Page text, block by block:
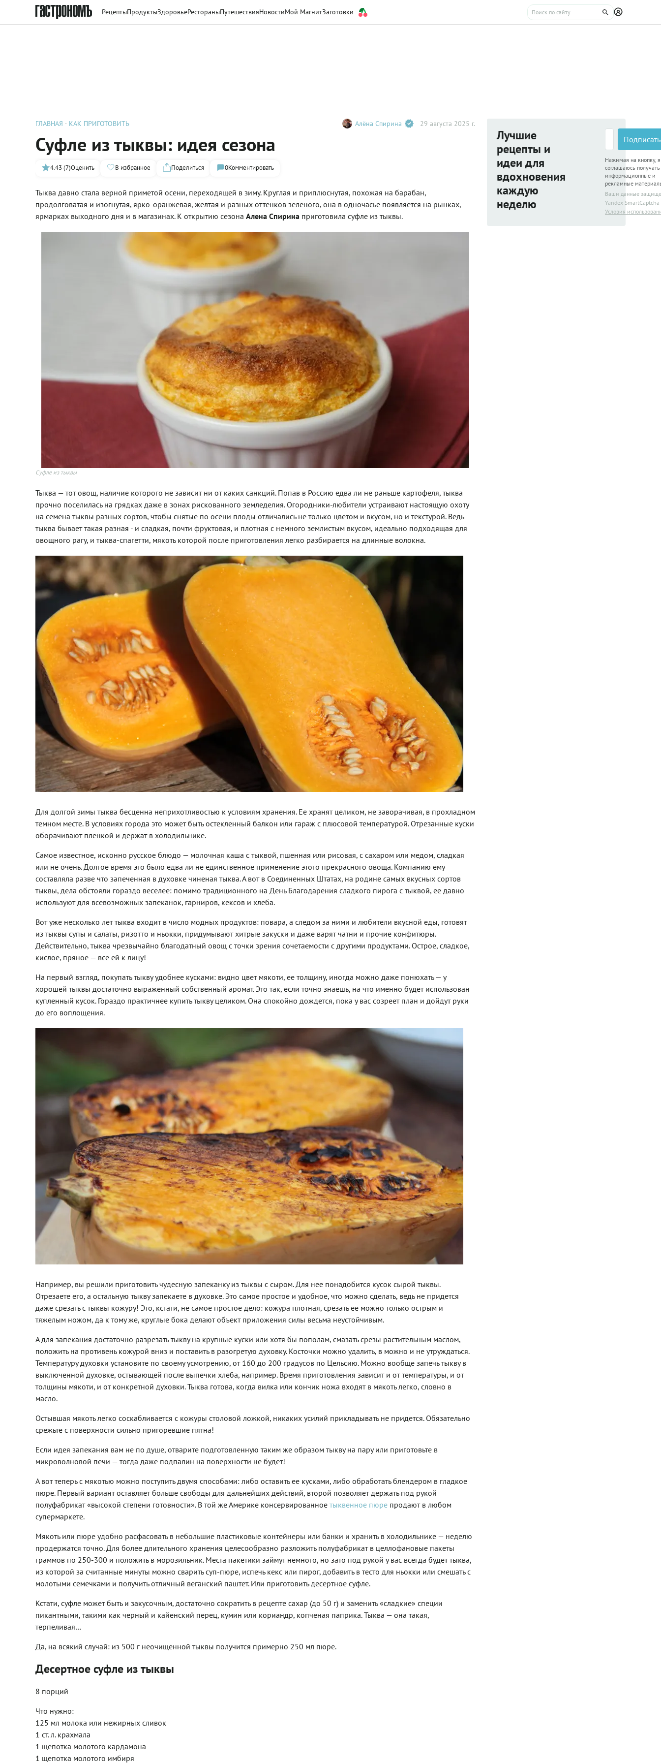
РецептыПродуктыЗдоровьеРестораныПутешествияНовостиМой МагнитЗаготовки
ГЛАВНАЯ КАК ПРИГОТОВИТЬ Алёна Спирина 29 августа 2025 г.
Суфле из тыквы: идея сезона
4.43 (7)Оценить В избранное Поделиться 0Комментировать
Тыква давно стала верной приметой осени, переходящей в зиму. Круглая и приплюснутая, похожая на барабан,
продолговатая и изогнутая, ярко-оранжевая, желтая и разных оттенков зеленого, она в одночасье появляется на рынках,
ярмарках выходного дня и в магазинах. К открытию сезона Алена Спирина приготовила суфле из тыквы.
Суфле из тыквы
Тыква — тот овощ, наличие которого не зависит ни от каких санкций. Попав в Россию едва ли не раньше картофеля, тыква
прочно поселилась на грядках даже в зонах рискованного земледелия. Огородники-любители устраивают настоящую охоту
на семена тыквы разных сортов, чтобы снятые по осени плоды отличались не только цветом и вкусом, но и текстурой. Ведь
тыква бывает такая разная - и сладкая, почти фруктовая, и плотная с немного землистым вкусом, идеально подходящая для
овощного рагу, и тыква-спагетти, мякоть которой после приготовления легко разбирается на длинные волокна.
Для долгой зимы тыква бесценна неприхотливостью к условиям хранения. Ее хранят целиком, не заворачивая, в прохладном
темном месте. В условиях города это может быть остекленный балкон или гараж с плюсовой температурой. Отрезанные куски
оборачивают пленкой и держат в холодильнике.
Самое известное, исконно русское блюдо — молочная каша с тыквой, пшенная или рисовая, с сахаром или медом, сладкая
или не очень. Долгое время это было едва ли не единственное применение этого прекрасного овоща. Компанию ему
составляла разве что запеченная в духовке чиненая тыква. А вот в Соединенных Штатах, на родине самых вкусных сортов
тыквы, дела обстояли гораздо веселее: помимо традиционного на День Благодарения сладкого пирога с тыквой, ее давно
используют для всевозможных запеканок, гарниров, кексов и хлеба.
Вот уже несколько лет тыква входит в число модных продуктов: повара, а следом за ними и любители вкусной еды, готовят
из тыквы супы и салаты, ризотто и ньокки, придумывают хитрые закуски и даже варят чатни и прочие конфитюры.
Действительно, тыква чрезвычайно благодатный овощ с точки зрения сочетаемости с другими продуктами. Острое, сладкое,
кислое, пряное — все ей к лицу!
На первый взгляд, покупать тыкву удобнее кусками: видно цвет мякоти, ее толщину, иногда можно даже понюхать — у
хорошей тыквы достаточно выраженный собственный аромат. Это так, если точно знаешь, на что именно будет использован
купленный кусок. Гораздо практичнее купить тыкву целиком. Она спокойно дождется, пока у вас созреет план и дойдут руки
до его воплощения.
Например, вы решили приготовить чудесную запеканку из тыквы с сыром. Для нее понадобится кусок сырой тыквы.
Отрезаете его, а остальную тыкву запекаете в духовке. Это самое простое и удобное, что можно сделать, ведь не придется
даже срезать с тыквы кожуру! Это, кстати, не самое простое дело: кожура плотная, срезать ее можно только острым и
тяжелым ножом, да к тому же, круглые бока делают объект приложения силы весьма неустойчивым.
А для запекания достаточно разрезать тыкву на крупные куски или хотя бы пополам, смазать срезы растительным маслом,
положить на противень кожурой вниз и поставить в разогретую духовку. Косточки можно удалить, в можно и не утруждаться.
Температуру духовки установите по своему усмотрению, от 160 до 200 градусов по Цельсию. Можно вообще запечь тыкву в
выключенной духовке, остывающей после выпечки хлеба, например. Время приготовления зависит и от температуры, и от
толщины мякоти, и от конкретной духовки. Тыква готова, когда вилка или кончик ножа входят в мякоть легко, словно в
масло.
Остывшая мякоть легко соскабливается с кожуры столовой ложкой, никаких усилий прикладывать не придется. Обязательно
срежьте с поверхности сильно пригоревшие пятна!
Если идея запекания вам не по душе, отварите подготовленную таким же образом тыкву на пару или приготовьте в
микроволновой печи — тогда даже подпалин на поверхности не будет!
А вот теперь с мякотью можно поступить двумя способами: либо оставить ее кусками, либо обработать блендером в гладкое
пюре. Первый вариант оставляет больше свободы для дальнейших действий, второй позволяет держать под рукой
полуфабрикат «высокой степени готовности». В той же Америке консервированное тыквенное пюре продают в любом
супермаркете.
Мякоть или пюре удобно расфасовать в небольшие пластиковые контейнеры или банки и хранить в холодильнике — неделю
продержатся точно. Для более длительного хранения целесообразно разложить полуфабрикат в целлофановые пакеты
граммов по 250-300 и положить в морозильник. Места пакетики займут немного, но зато под рукой у вас всегда будет тыква,
из которой за считанные минуты можно сварить суп-пюре, испечь кекс или пирог, добавить в тесто для ньокки или смешать с
молотыми семечками и получить отличный веганский паштет. Или приготовить десертное суфле.
Кстати, суфле может быть и закусочным, достаточно сократить в рецепте сахар (до 50 г) и заменить «сладкие» специи
пикантными, такими как черный и кайенский перец, кумин или кориандр, копченая паприка. Тыква — она такая,
терпеливая…
Да, на всякий случай: из 500 г неочищенной тыквы получится примерно 250 мл пюре.
Десертное суфле из тыквы
8 порций
Что нужно:
125 мл молока или нежирных сливок
1 ст. л. крахмала
1 щепотка молотого кардамона
1 щепотка молотого имбиря
Лучшие
рецепты и
идеи для
вдохновения
каждую
неделю
Нажимая на кнопку, я
соглашаюсь получать
информационные и
рекламные
Ваши данные
Yandex SmartCaptcha
Условия